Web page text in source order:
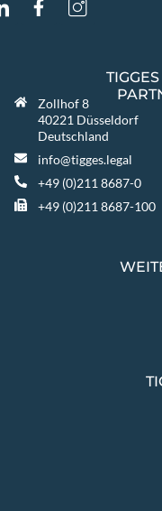
Zollhof 8
40221 Düsseldorf
Deutschland
info@tigges.legal
+49 (0)211 8687-0
+49 (0)211 8687-100